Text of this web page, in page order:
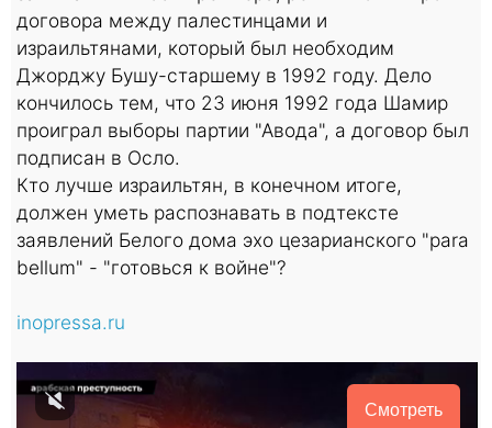
договора между палестинцами и
израильтянами, который был необходим
Джорджу Бушу-старшему в 1992 году. Дело
кончилось тем, что 23 июня 1992 года Шамир
проиграл выборы партии "Авода", а договор был
подписан в Осло.
Кто лучше израильтян, в конечном итоге,
должен уметь распознавать в подтексте
заявлений Белого дома эхо цезарианского "para
bellum" - "готовься к войне"?
inopressa.ru
Смотреть